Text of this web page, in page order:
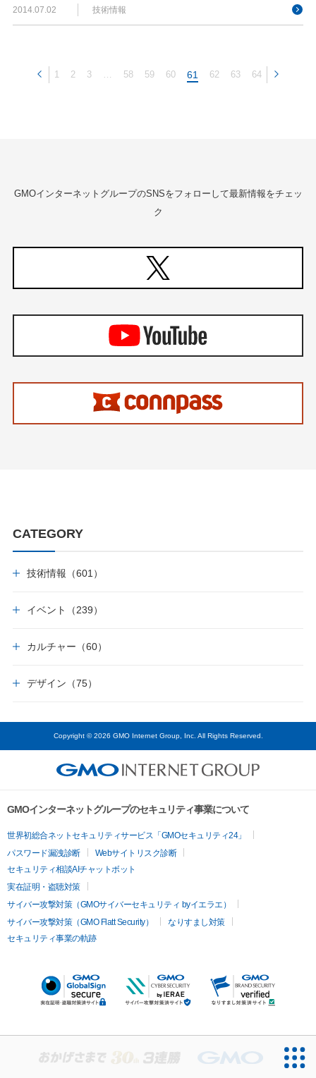
2014.07.02 技術情報
1 2 3 … 58 59 60 61 62 63 64
GMOインターネットグループのSNSをフォローして最新情報をチェッ
ク
CATEGORY
技術情報（601）
イベント（239）
カルチャー（60）
デザイン（75）
Copyright © 2026 GMO Internet Group, Inc. All Rights Reserved.
GMOインターネットグループのセキュリティ事業について
世界初総合ネットセキュリティサービス「GMOセキュリティ24」
パスワード漏洩診断
Webサイトリスク診断
セキュリティ相談AIチャットボット
実在証明・盗聴対策
サイバー攻撃対策（GMOサイバーセキュリティ byイエラエ）
サイバー攻撃対策（GMO Flatt Security）
なりすまし対策
セキュリティ事業の軌跡